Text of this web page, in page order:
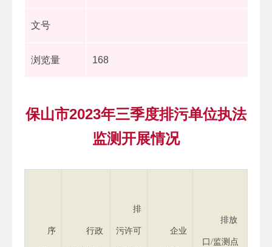
文号
浏览量 168
保山市2023年三季度排污单位执法
监测开展情况
序 行政
排
污许可 企业
排放
口/监测点